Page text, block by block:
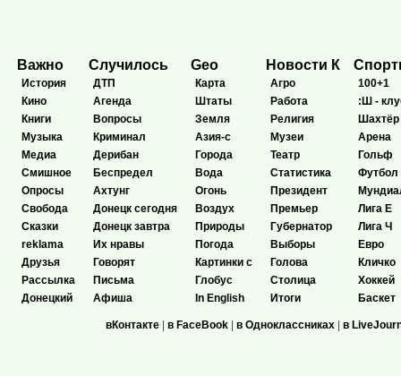
Важно
История
Кино
Книги
Музыка
Медиа
Смишное
Опросы
Свобода
Сказки
reklama
Друзья
Рассылка
Донецкий
Случилось
ДТП
Агенда
Вопросы
Криминал
Дерибан
Беспредел
Ахтунг
Донецк сегодня
Донецк завтра
Их нравы
Говорят
Письма
Афиша
Geo
Карта
Штаты
Земля
Азия-с
Города
Вода
Огонь
Воздух
Природы
Погода
Картинки с
Глобус
In English
Новости К
Агро
Работа
Религия
Музеи
Театр
Статистика
Президент
Премьер
Губернатор
Выборы
Голова
Столица
Итоги
100+1
:Ш -
Шахтёр
Арена
Гольф
Футбол
Лига Е
Лига Ч
Евро
Кличко
Хоккей
Баскет
вКонтакте | в FaceBook | в Одноклассниках | в